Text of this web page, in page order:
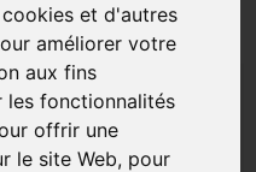
et d'autres
améliorer votre
aux fins
les fonctionnalités
offrir une
le site Web, pour
556,92 € TTC
AU PANIER